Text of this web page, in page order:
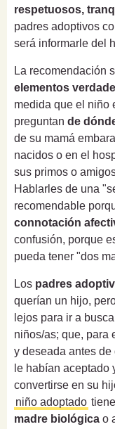
respetuosos,
padres adoptivos
será informarle del
La recomendación
elementos
medida que el niño
preguntan de
de su mamá
nacidos o en el
sus primos o
Hablarles de una
recomendable
connotación
confusión, porque
pueda tener "dos
Los padres
querían un hijo,
lejos para ir a
niños/as; que, para
y deseada antes
le habían aceptado
convertirse en su
niño adoptado
madre biológica o